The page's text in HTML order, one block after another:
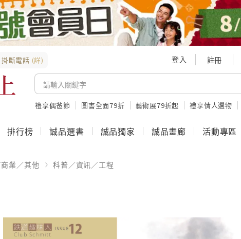
斷電話 (詳) 登入 註冊
禮享偶爸節 圖書全面79折 藝術展79折起 禮享情人選物
排行榜 誠品選書 誠品獨家 誠品畫廊 活動專區
業／其他 科普／資訊／工程